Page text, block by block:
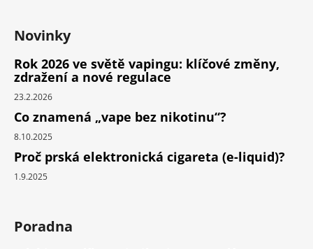
Novinky
Rok 2026 ve světě vapingu: klíčové změny,
zdražení a nové regulace
23.2.2026
Co znamená „vape bez nikotinu“?
8.10.2025
Proč prská elektronická cigareta (e-liquid)?
1.9.2025
Poradna